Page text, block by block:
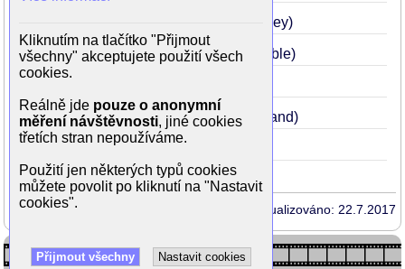
(Kate Whitney)
Prvotní strach1996 32 (Janet Venable)
Život naruby1994 30 (Nancy Newland)
29
Aktualizováno: 22.7.2017
Kliknutím na tlačítko "Přijmout
všechny" akceptujete použití všech
cookies.
Reálně jde pouze o anonymní
měření návštěvnosti, jiné cookies
třetích stran nepoužíváme.
Použití jen některých typů cookies
můžete povolit po kliknutí na "Nastavit
cookies".
Přijmout všechny Nastavit cookies